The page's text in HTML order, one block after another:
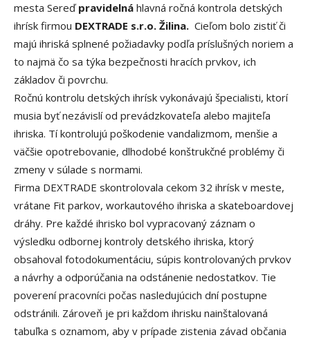
mesta Sereď pravidelná hlavná ročná kontrola detských
ihrísk firmou DEXTRADE s.r.o. Žilina. Cieľom bolo zistiť či
majú ihriská splnené požiadavky podľa príslušných noriem a
to najmä čo sa týka bezpečnosti hracích prvkov, ich
základov či povrchu.
Ročnú kontrolu detských ihrísk vykonávajú špecialisti, ktorí
musia byť nezávislí od prevádzkovateľa alebo majiteľa
ihriska. Tí kontrolujú poškodenie vandalizmom, menšie a
väčšie opotrebovanie, dlhodobé konštrukčné problémy či
zmeny v súlade s normami.
Firma DEXTRADE skontrolovala cekom 32 ihrísk v meste,
vrátane Fit parkov, workautového ihriska a skateboardovej
dráhy. Pre každé ihrisko bol vypracovaný záznam o
výsledku odbornej kontroly detského ihriska, ktorý
obsahoval fotodokumentáciu, súpis kontrolovaných prvkov
a návrhy a odporúčania na odstánenie nedostatkov. Tie
poverení pracovníci počas nasledujúcich dní postupne
odstránili. Zároveň je pri každom ihrisku nainštalovaná
tabuľka s oznamom, aby v prípade zistenia závad občania